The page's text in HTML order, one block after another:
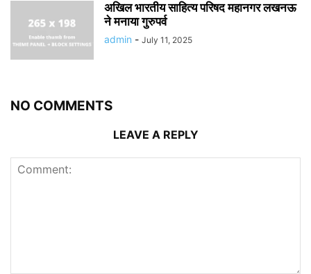
अखिल भारतीय साहित्य परिषद महानगर लखनऊ
ने मनाया गुरुपर्व
admin - July 11, 2025
NO COMMENTS
LEAVE A REPLY